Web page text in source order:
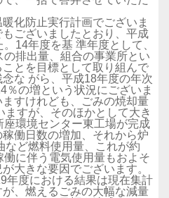
化防止実行計画でございま
ございましたとおり、平成
14年度を基 準年度として、
排出量、組合の事業所とい
とを目標として取り組んで
な がら、平成18年度の年次
％の増という状況にございま
すけれども、ごみの焼却量
すが、そのほかとして大き
環境センター東工場が完成
働日数の増加、それから炉
など燃料使用量、これが約
に伴う電気使用量もおよそ
大きな要因でございます。
年度における結果は現在集計
、燃えるごみの大幅な減量